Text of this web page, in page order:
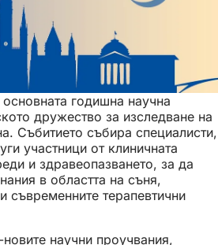
годишна научна
дружество за изследване на
Събитието събира специалисти,
участници от клиничната
и здравеопазването, за да
в областта на съня,
съвременните терапевтични
научни проучвания,